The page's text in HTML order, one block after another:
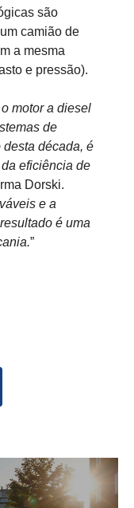
são
camião de
a mesma
e pressão).
motor a diesel
de
desta década, é
eficiência de
Dorski.
e a
é uma
”